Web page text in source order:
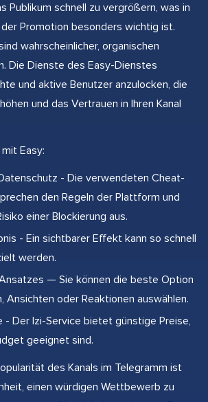
Publikum schnell zu vergrößern, was in
Promotion besonders wichtig ist.
wahrscheinlicher, organischen
Die Dienste des Easy-Dienstes
und aktive Benutzer anzulocken, die
und das Vertrauen in Ihren Kanal
Easy:
- Die verwendeten Cheat-
den Regeln der Plattform und
einer Blockierung aus.
- Ein sichtbarer Effekt kann so schnell
werden.
— Sie können die beste Option
Ansichten oder Reaktionen auswählen.
- Der Izi-Service bietet günstige Preise,
geeignet sind.
des Kanals im Telegramm ist
einen würdigen Wettbewerb zu